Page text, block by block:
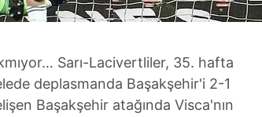
Sarı-Lacivertliler, 35. hafta
deplasmanda Başakşehir'i 2-1
Başakşehir atağında Visca'nın